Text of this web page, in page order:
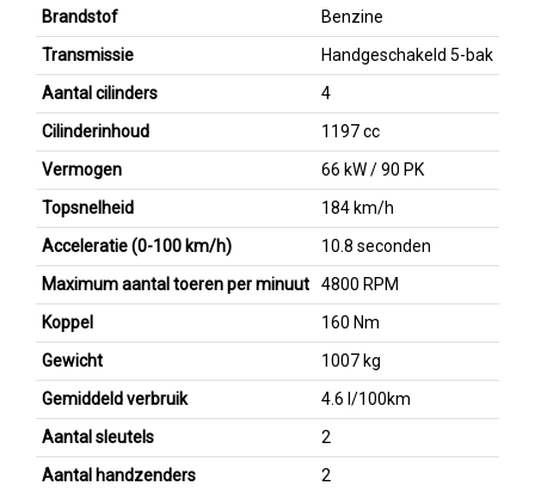
Brandstof
Benzine
Transmissie
Handgeschakeld 5-bak
Aantal cilinders
4
Cilinderinhoud
1197 cc
Vermogen
66 kW / 90 PK
Topsnelheid
184 km/h
Acceleratie (0-100 km/h)
10.8 seconden
Maximum aantal toeren per minuut
4800 RPM
Koppel
160 Nm
Gewicht
1007 kg
Gemiddeld verbruik
4.6 l/100km
Aantal sleutels
2
Aantal handzenders
2